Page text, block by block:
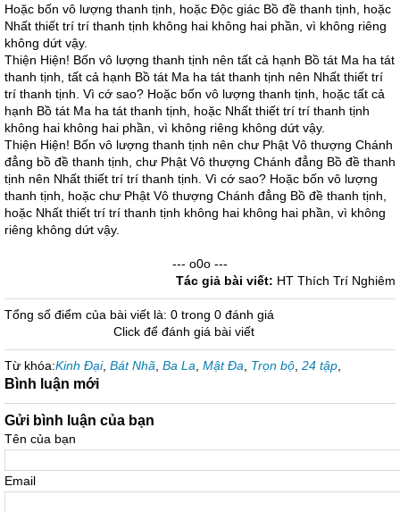
Hoặc bốn vô lượng thanh tịnh, hoặc Độc giác Bồ đề thanh tịnh, hoặc
Nhất thiết trí trí thanh tịnh không hai không hai phần, vì không riêng
không dứt vậy.
Thiện Hiện! Bốn vô lượng thanh tịnh nên tất cả hạnh Bồ tát Ma ha tát
thanh tịnh, tất cả hạnh Bồ tát Ma ha tát thanh tịnh nên Nhất thiết trí
trí thanh tịnh. Vì cớ sao? Hoặc bốn vô lượng thanh tịnh, hoặc tất cả
hạnh Bồ tát Ma ha tát thanh tịnh, hoặc Nhất thiết trí trí thanh tịnh
không hai không hai phần, vì không riêng không dứt vậy.
Thiện Hiện! Bốn vô lượng thanh tịnh nên chư Phật Vô thượng Chánh
đẳng bồ đề thanh tịnh, chư Phật Vô thượng Chánh đẳng Bồ đề thanh
tịnh nên Nhất thiết trí trí thanh tịnh. Vì cớ sao? Hoặc bốn vô lượng
thanh tịnh, hoặc chư Phật Vô thượng Chánh đẳng Bồ đề thanh tịnh,
hoặc Nhất thiết trí trí thanh tịnh không hai không hai phần, vì không
riêng không dứt vậy.
--- o0o ---
Tác giả bài viết: HT Thích Trí Nghiêm
Tổng số điểm của bài viết là: 0 trong 0 đánh giá
Click để đánh giá bài viết
Từ khóa:Kinh Đại, Bát Nhã Ba La Mật Đa Trọn bộ 24 tập
Bình luận mới
Gửi bình luận của bạn
Tên của bạn
Email